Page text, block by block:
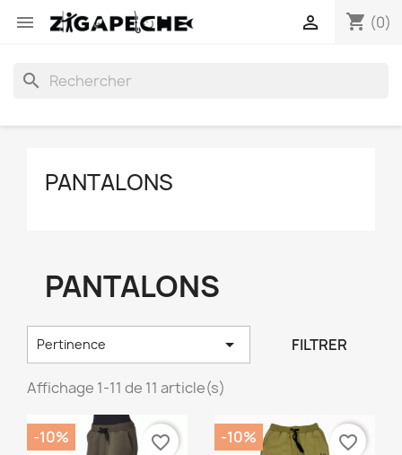
 shopping_cart (0)

search
PANTALONS
PANTALONS
Pertinence  FILTRER
Affichage 1-11 de 11 article(s)
-10% favorite_border -10% favorite_border